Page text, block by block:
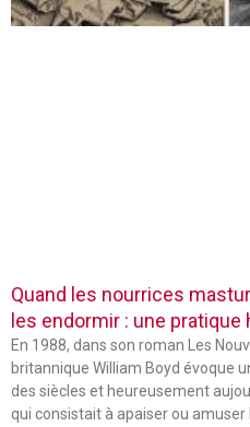
Quand les nourrices
les endormir : une
En 1988, dans son roman Les
britannique William Boyd évoque
des siècles et heureusement
qui consistait à apaiser ou